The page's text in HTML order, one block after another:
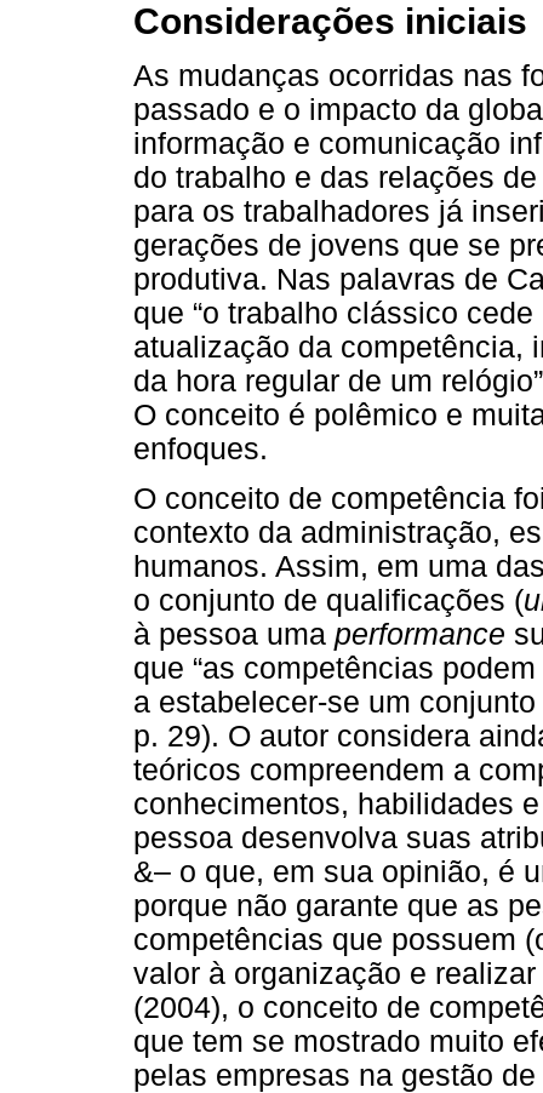
Considerações iniciais
As mudanças ocorridas nas
passado e o impacto da
informação e comunicação
do trabalho e das relações
para os trabalhadores já
gerações de jovens que se
produtiva. Nas palavras de
que “o trabalho clássico
atualização da competência,
da hora regular de um
O conceito é polêmico e
enfoques.
O conceito de competência
contexto da administração,
humanos. Assim, em uma
o conjunto de qualificações (
à pessoa uma performance
que “as competências
a estabelecer-se um
p. 29). O autor considera
teóricos compreendem a
conhecimentos, habilidades
pessoa desenvolva suas
&– o que, em sua opinião, é
porque não garante que as
competências que possuem
valor à organização e
(2004), o conceito de
que tem se mostrado muito
pelas empresas na gestão